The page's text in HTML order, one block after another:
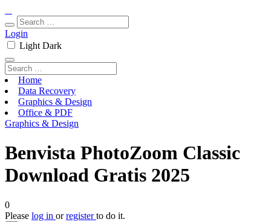
Login
Light Dark
Home
Data Recovery
Graphics & Design
Office & PDF
Graphics & Design
Benvista PhotoZoom Classic
Download Gratis 2025
0
Please log in orregisterto do it.